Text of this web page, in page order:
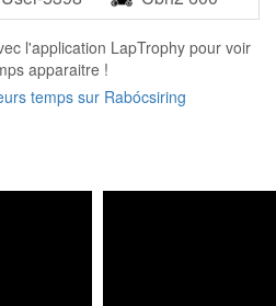
l'application LapTrophy pour voir
apparaitre !
temps sur Rabócsiring